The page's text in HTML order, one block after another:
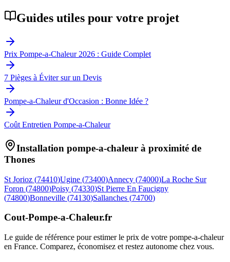
Guides utiles pour votre projet
Prix Pompe-a-Chaleur 2026 : Guide Complet
7 Pièges à Éviter sur un Devis
Pompe-a-Chaleur d'Occasion : Bonne Idée ?
Coût Entretien Pompe-a-Chaleur
Installation pompe-a-chaleur à proximité de
Thones
St Jorioz (74410)Ugine (73400)Annecy (74000)La Roche Sur
Foron (74800)Poisy (74330)St Pierre En Faucigny
(74800)Bonneville (74130)Sallanches (74700)
Cout-Pompe-a-Chaleur.fr
Le guide de référence pour estimer le prix de votre pompe-a-chaleur
en France. Comparez, économisez et restez autonome chez vous.